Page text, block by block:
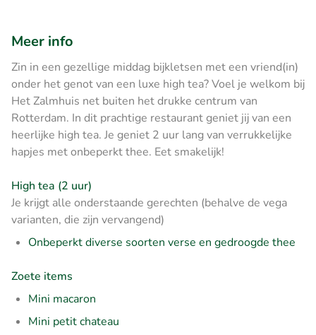
Meer info
Zin in een gezellige middag bijkletsen met een vriend(in)
onder het genot van een luxe high tea? Voel je welkom bij
Het Zalmhuis net buiten het drukke centrum van
Rotterdam. In dit prachtige restaurant geniet jij van een
heerlijke high tea. Je geniet 2 uur lang van verrukkelijke
hapjes met onbeperkt thee. Eet smakelijk!
High tea (2 uur)
Je krijgt alle onderstaande gerechten (behalve de vega
varianten, die zijn vervangend)
Onbeperkt diverse soorten verse en gedroogde thee
Zoete items
Mini macaron
Mini petit chateau